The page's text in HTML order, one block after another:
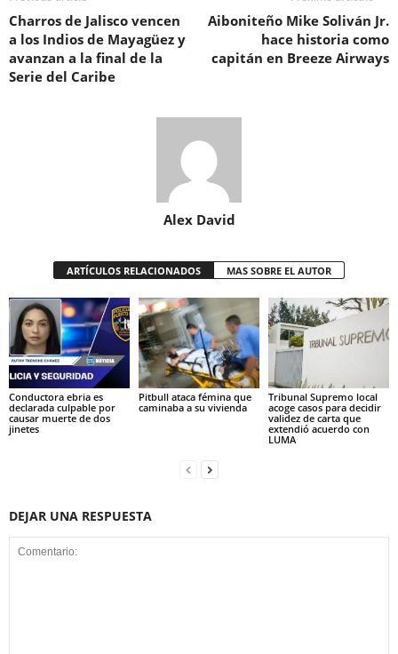
Charros de Jalisco vencen
a los Indios de Mayagüez y
avanzan a la final de la
Serie del Caribe
Aiboniteño Mike Soliván Jr.
hace historia como
capitán en Breeze Airways
Alex David
ARTÍCULOS RELACIONADOS MAS SOBRE EL AUTOR
Conductora ebria es
declarada culpable por
causar muerte de dos
jinetes
Pitbull ataca fémina que
caminaba a su vivienda
Tribunal Supremo local
acoge casos para decidir
validez de carta que
extendió acuerdo con
LUMA
DEJAR UNA RESPUESTA